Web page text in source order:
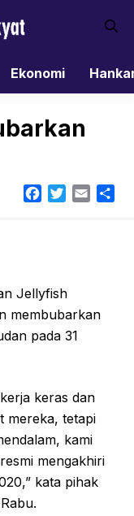
Ekonomi
Facebook
TwitterEmail
Jellyfish
membubarkan
pada 31
keras dan
mereka, tetapi
kami
mengakhiri
kata pihak